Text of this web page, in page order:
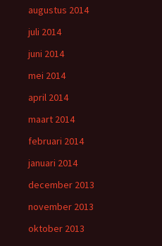
augustus 2014
juli 2014
juni 2014
mei 2014
april 2014
maart 2014
februari 2014
januari 2014
december 2013
november 2013
oktober 2013